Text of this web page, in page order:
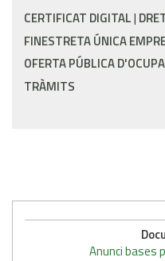
CERTIFICAT DIGITAL
FINESTRETA ÚNICA
OFERTA PÚBLICA
TRÀMITS
Anunci bases